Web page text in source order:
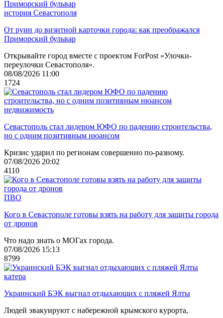
история Севастополя
От руин до визитной карточки города: как преображался
Приморский бульвар
Открывайте город вместе с проектом ForPost «Улочки-
переулочки Севастополя».
08/08/2026 11:00
1724
недвижимость
Севастополь стал лидером ЮФО по падению строительства,
но с одним позитивным нюансом
Кризис ударил по регионам совершенно по-разному.
07/08/2026 20:02
4110
ПВО
Кого в Севастополе готовы взять на работу для защиты города
от дронов
Что надо знать о МОГах города.
07/08/2026 15:13
8799
катера
Украинский БЭК выгнал отдыхающих с пляжей Ялты
Людей эвакуируют с набережной крымского курорта,